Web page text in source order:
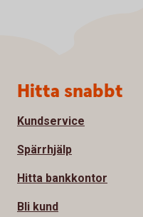
Sidfot
Hitta snabbt
Kundservice
Spärrhjälp
Hitta bankkontor
Bli kund